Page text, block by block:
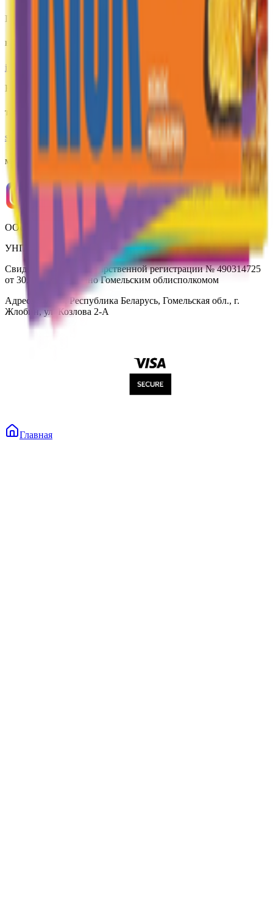
Пн-Пт: 8:00 - 17:00
E-mail
info@yoda.by
Не для электронных обращений
Тех. поддержка
support@yoda.by
Мы в соцсетях
ООО «Торговая сеть «Продмир»
УНП 490314725
Свидетельство о государственной регистрации № 490314725
от 30.05.2003г выдано Гомельским облисполкомом
Адрес: 247210, Республика Беларусь, Гомельская обл., г.
Жлобин, ул. Козлова 2-А
Главная